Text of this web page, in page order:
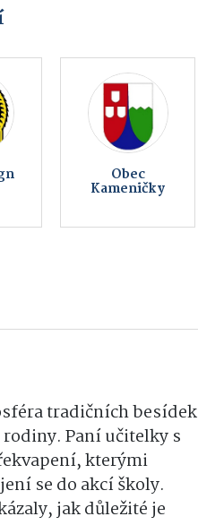
Bistro GAMAS
tradičních besídek
Paní učitelky s
kterými
se do akcí školy.
jak důležité je